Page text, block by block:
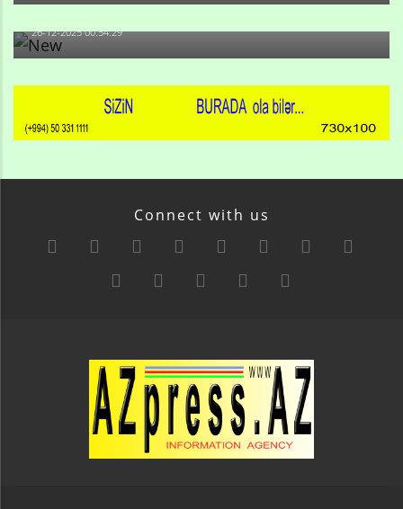
də, məni...
26-12-2025 00:54:29
Connect with us